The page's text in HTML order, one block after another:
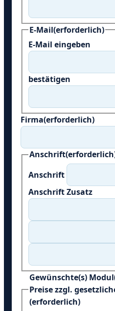
E-Mail(erforderlich)
E-Mail eingeben
bestätigen
Firma(erforderlich)
Anschrift
Anschrift
Anschrift Zusatz
Gewünschte(s)
Preise zzgl.
(erforderlich)